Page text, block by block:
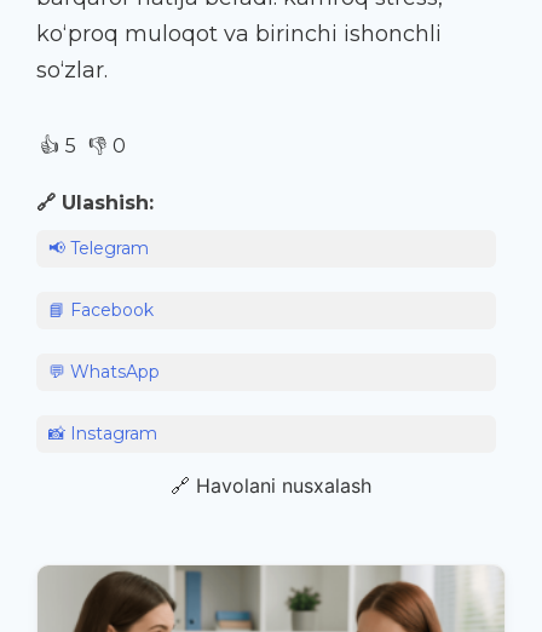
ko‘proq muloqot va birinchi ishonchli
so‘zlar.
👍 5 👎 0
🔗 Ulashish:
📢 Telegram
📘 Facebook
💬 WhatsApp
📸 Instagram
🔗 Havolani nusxalash